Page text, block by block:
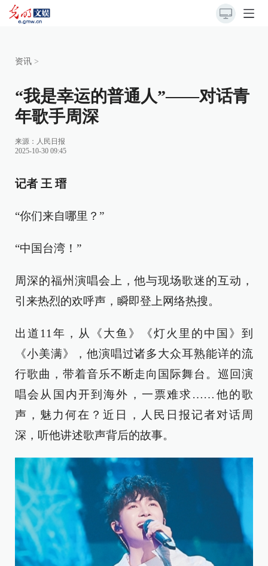
资讯 >
“我是幸运的普通人”——对话青
年歌手周深
来源： 人民日报
2025-10-30 09:45
记者 王 瑨
“你们来自哪里？”
“中国台湾！”
周深的福州演唱会上，他与现场歌迷的互动，
引来热烈的欢呼声，瞬即登上网络热搜。
出道11年，从《大鱼》《灯火里的中国》到
《小美满》，他演唱过诸多大众耳熟能详的流
行歌曲，带着音乐不断走向国际舞台。巡回演
唱会从国内开到海外，一票难求……他的歌
声，魅力何在？近日，人民日报记者对话周
深，听他讲述歌声背后的故事。